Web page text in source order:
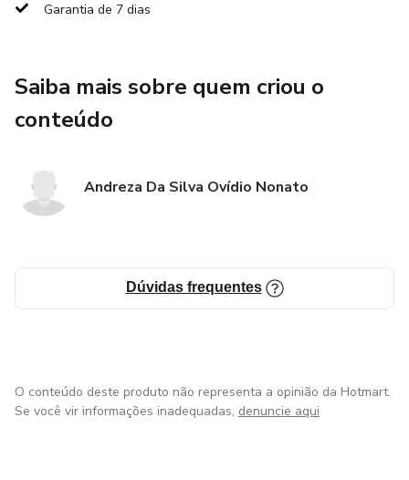
Comece hoje a cuidar do seu corpo de dentro para fora
Garantia de 7 dias
Saiba mais sobre quem criou o
conteúdo
Andreza Da Silva Ovídio Nonato
Dúvidas frequentes
O conteúdo deste produto não representa a opinião da Hotmart.
Se você vir informações inadequadas, denuncie aqui